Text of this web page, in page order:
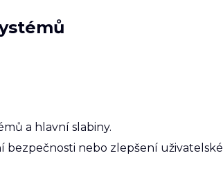
a hlavní slabiny.
bezpečnosti nebo zlepšení uživatelské